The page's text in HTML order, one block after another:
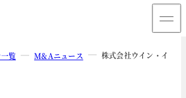
覧 M&Aニュース 株式会社ウイン・イン